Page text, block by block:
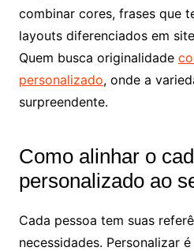
combinar cores, frases que
layouts diferenciados em
Quem busca originalidade
personalizado, onde a
surpreendente.
Como alinhar o
personalizado ao
Cada pessoa tem suas
necessidades. Personalizar